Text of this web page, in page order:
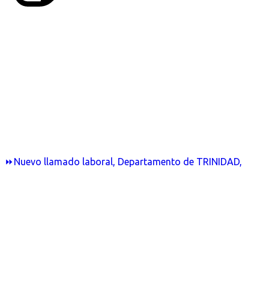
⏩Nuevo llamado laboral, Departamento de TRINIDAD,